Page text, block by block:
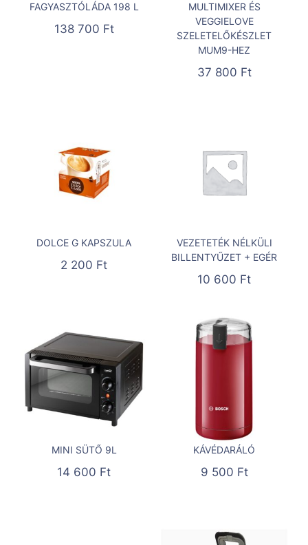
FAGYASZTÓLÁDA 198 L
138 700 Ft
MULTIMIXER ÉS
VEGGIELOVE
SZELETELŐKÉSZLET
MUM9-HEZ
37 800 Ft
DOLCE G KAPSZULA
2 200 Ft
VEZETETÉK NÉLKÜLI
BILLENTYŰZET + EGÉR
10 600 Ft
MINI SÜTŐ 9L
14 600 Ft
KÁVÉDARÁLÓ
9 500 Ft